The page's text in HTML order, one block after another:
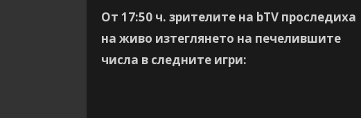
От 17:50 ч. зрителите на bTV проследиха
на живо изтеглянето на печелившите
числа в следните игри: